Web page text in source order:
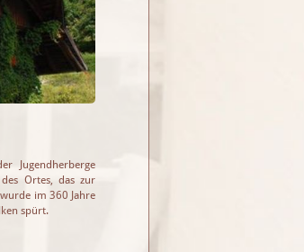
Jugendherberge
Ortes, das zur
im 360 Jahre
spürt.